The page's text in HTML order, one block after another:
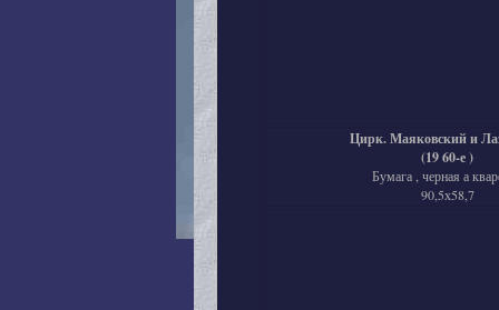
Цирк. Маяковский и
(19 60-е )
Бумага , черная а
90,5х58,7